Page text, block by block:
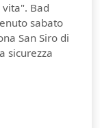
Bad
sabato
San Siro di
sicurezza